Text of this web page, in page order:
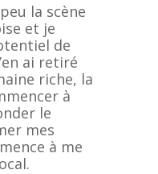
la scène
et je
de
ai retiré
riche, la
à
le
mes
à me